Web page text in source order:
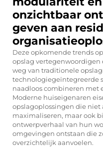
onzichtbaar
geven aan
Deze opkomende trends
opslag
weg van traditionele
technologiegeïntegreerde
naadloos combineren met
Moderne huiseigenaren
opslagoplossingen die
maximaliseren, maar ook
ontwerpverhaal van hun
omgevingen ontstaan die
overzichtelijk aanvoelen.